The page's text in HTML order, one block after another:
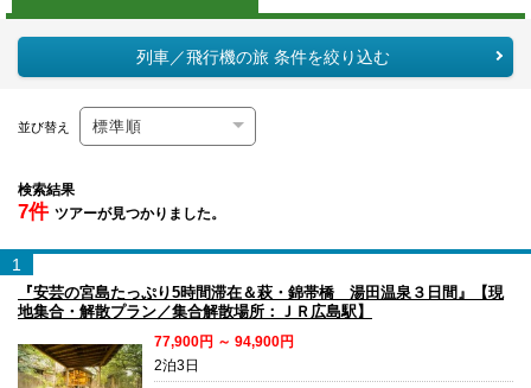
列車／飛行機の旅 条件を絞り込む
並び替え
検索結果
7件 ツアーが見つかりました。
1
『安芸の宮島たっぷり5時間滞在＆萩・錦帯橋 湯田温泉３日間』【現
地集合・解散プラン／集合解散場所：ＪＲ広島駅】
77,900円 ～ 94,900円
2泊3日